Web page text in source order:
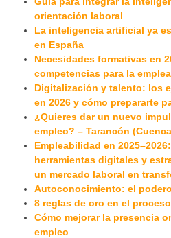
orientación laboral
La inteligencia artificial ya
en España
Necesidades formativas en
competencias para la
Digitalización y talento: los
en 2026 y cómo prepararte
¿Quieres dar un nuevo
empleo? – Tarancón
Empleabilidad en
herramientas digitales y
un mercado laboral en
Autoconocimiento: el
8 reglas de oro en el
Cómo mejorar la presencia
empleo